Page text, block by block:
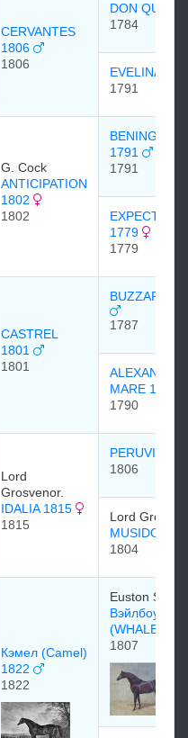
CERVANTES
1806
1806
DON
1784
EVELINA
1791
G. Cock
ANTICIPATION
1802
1802
1791
1791
1779
1779
CASTREL
1801
1801
BUZZARD
1787
ALEXANDER
MARE 1790
1790
Lord
Grosvenor.
IDALIA 1815
1815
PERUVIAN
1806
Lord
MUSIDORA
1804
Кэмел (Camel)
1822
1822
Euston Stud
Вэйлбоун
1807